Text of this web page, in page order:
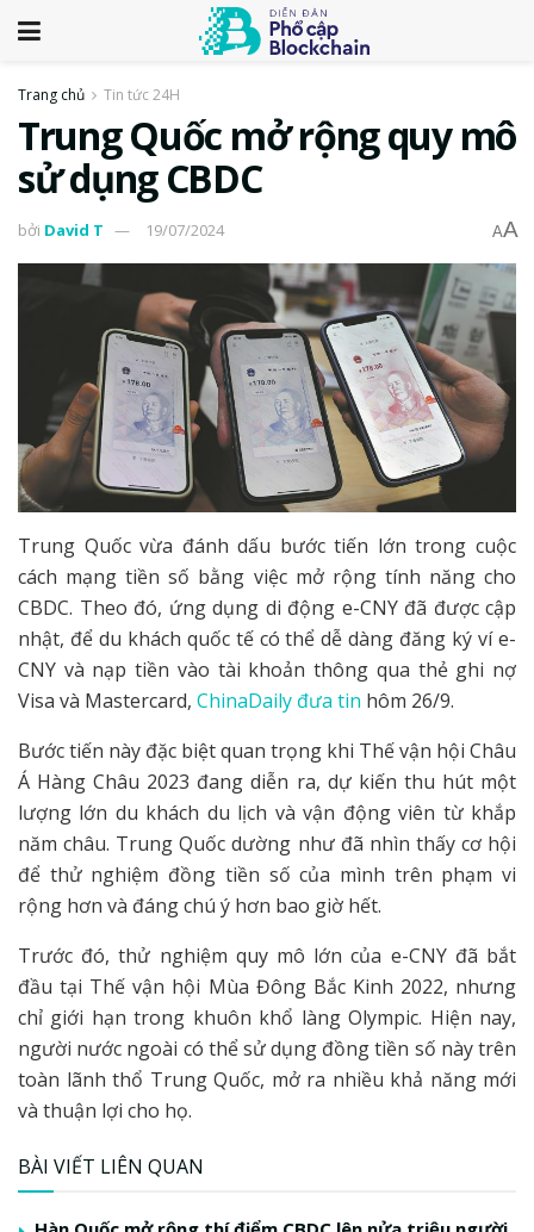
Trang chủ Tin tức 24H
Trung Quốc mở rộng quy mô
sử dụng CBDC
bởi David T 19/07/2024 AA
Trung Quốc vừa đánh dấu bước tiến lớn trong cuộc
cách mạng tiền số bằng việc mở rộng tính năng cho
CBDC. Theo đó, ứng dụng di động e-CNY đã được cập
nhật, để du khách quốc tế có thể dễ dàng đăng ký ví e-
CNY và nạp tiền vào tài khoản thông qua thẻ ghi nợ
Visa và Mastercard, ChinaDaily đưa tin hôm 26/9.
Bước tiến này đặc biệt quan trọng khi Thế vận hội Châu
Á Hàng Châu 2023 đang diễn ra, dự kiến thu hút một
lượng lớn du khách du lịch và vận động viên từ khắp
năm châu. Trung Quốc dường như đã nhìn thấy cơ hội
để thử nghiệm đồng tiền số của mình trên phạm vi
rộng hơn và đáng chú ý hơn bao giờ hết.
Trước đó, thử nghiệm quy mô lớn của e-CNY đã bắt
đầu tại Thế vận hội Mùa Đông Bắc Kinh 2022, nhưng
chỉ giới hạn trong khuôn khổ làng Olympic. Hiện nay,
người nước ngoài có thể sử dụng đồng tiền số này trên
toàn lãnh thổ Trung Quốc, mở ra nhiều khả năng mới
và thuận lợi cho họ.
BÀI VIẾT LIÊN QUAN